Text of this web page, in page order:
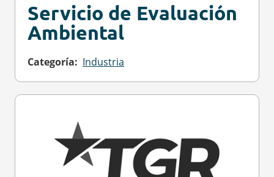
Servicio de Evaluación
Ambiental
Categoría Industria